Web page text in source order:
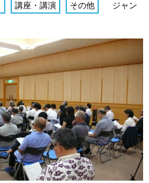
講座・講演 その他
ジャン